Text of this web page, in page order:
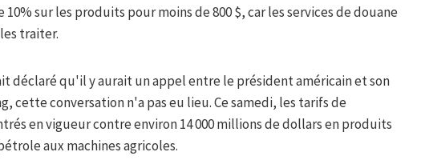
sur les produits pour moins de 800 $, car les services de douane
traiter.
déclaré qu'il y aurait un appel entre le président américain et son
cette conversation n'a pas eu lieu. Ce samedi, les tarifs de
en vigueur contre environ 14 000 millions de dollars en produits
aux machines agricoles.